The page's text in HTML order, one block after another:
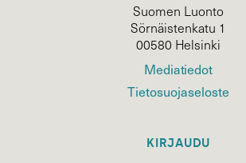
Suomen Luonto
Sörnäistenkatu 1
00580 Helsinki
Mediatiedot
Tietosuojaseloste
KIRJAUDU